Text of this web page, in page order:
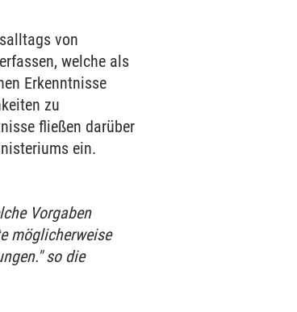
von
welche als
Erkenntnisse
zu
fließen darüber
ein.
Vorgaben
möglicherweise
so die